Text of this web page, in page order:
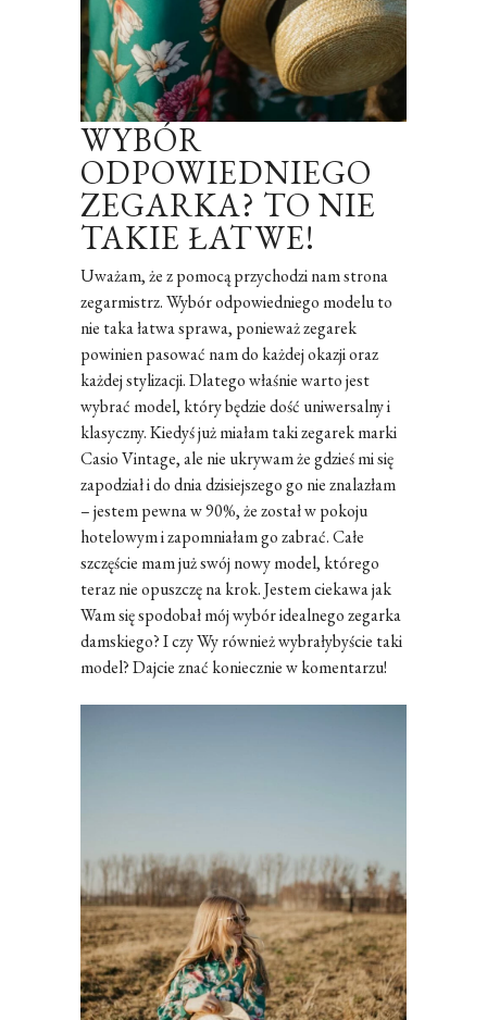
WYBÓR
ODPOWIEDNIEGO
ZEGARKA? TO NIE
TAKIE ŁATWE!
Uważam, że z pomocą przychodzi nam strona
zegarmistrz. Wybór odpowiedniego modelu to
nie taka łatwa sprawa, ponieważ zegarek
powinien pasować nam do każdej okazji oraz
każdej stylizacji. Dlatego właśnie warto jest
wybrać model, który będzie dość uniwersalny i
klasyczny. Kiedyś już miałam taki zegarek marki
Casio Vintage, ale nie ukrywam że gdzieś mi się
zapodział i do dnia dzisiejszego go nie znalazłam
– jestem pewna w 90%, że został w pokoju
hotelowym i zapomniałam go zabrać. Całe
szczęście mam już swój nowy model, którego
teraz nie opuszczę na krok. Jestem ciekawa jak
Wam się spodobał mój wybór idealnego zegarka
damskiego? I czy Wy również wybrałybyście taki
model? Dajcie znać koniecznie w komentarzu!